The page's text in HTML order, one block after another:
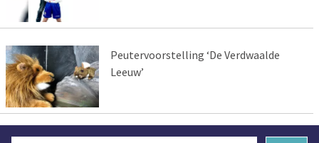
Peutervoorstelling ‘De Verdwaalde
Leeuw’